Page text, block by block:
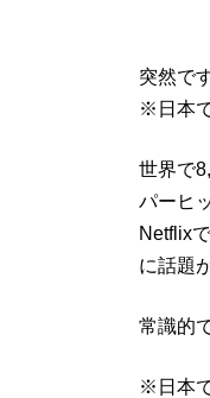
突然で
※日本
世界で
パーヒ
Netflix
に話題
常識的
※日本